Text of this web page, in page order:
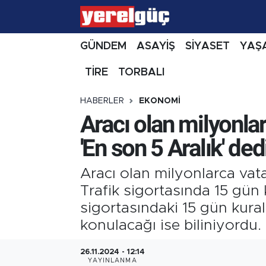
GÜNDEM ASAYİŞ SİYASET
TİRE TORBALI
HABERLER EKONOMİ
Aracı olan
'En son 5 Aralık'
Aracı olan milyonlarca
Trafik sigortasında 15
sigortasındaki 15 gün
konulacağı ise biliniyordu.
26.11.2024 - 12:14
YAYINLANMA